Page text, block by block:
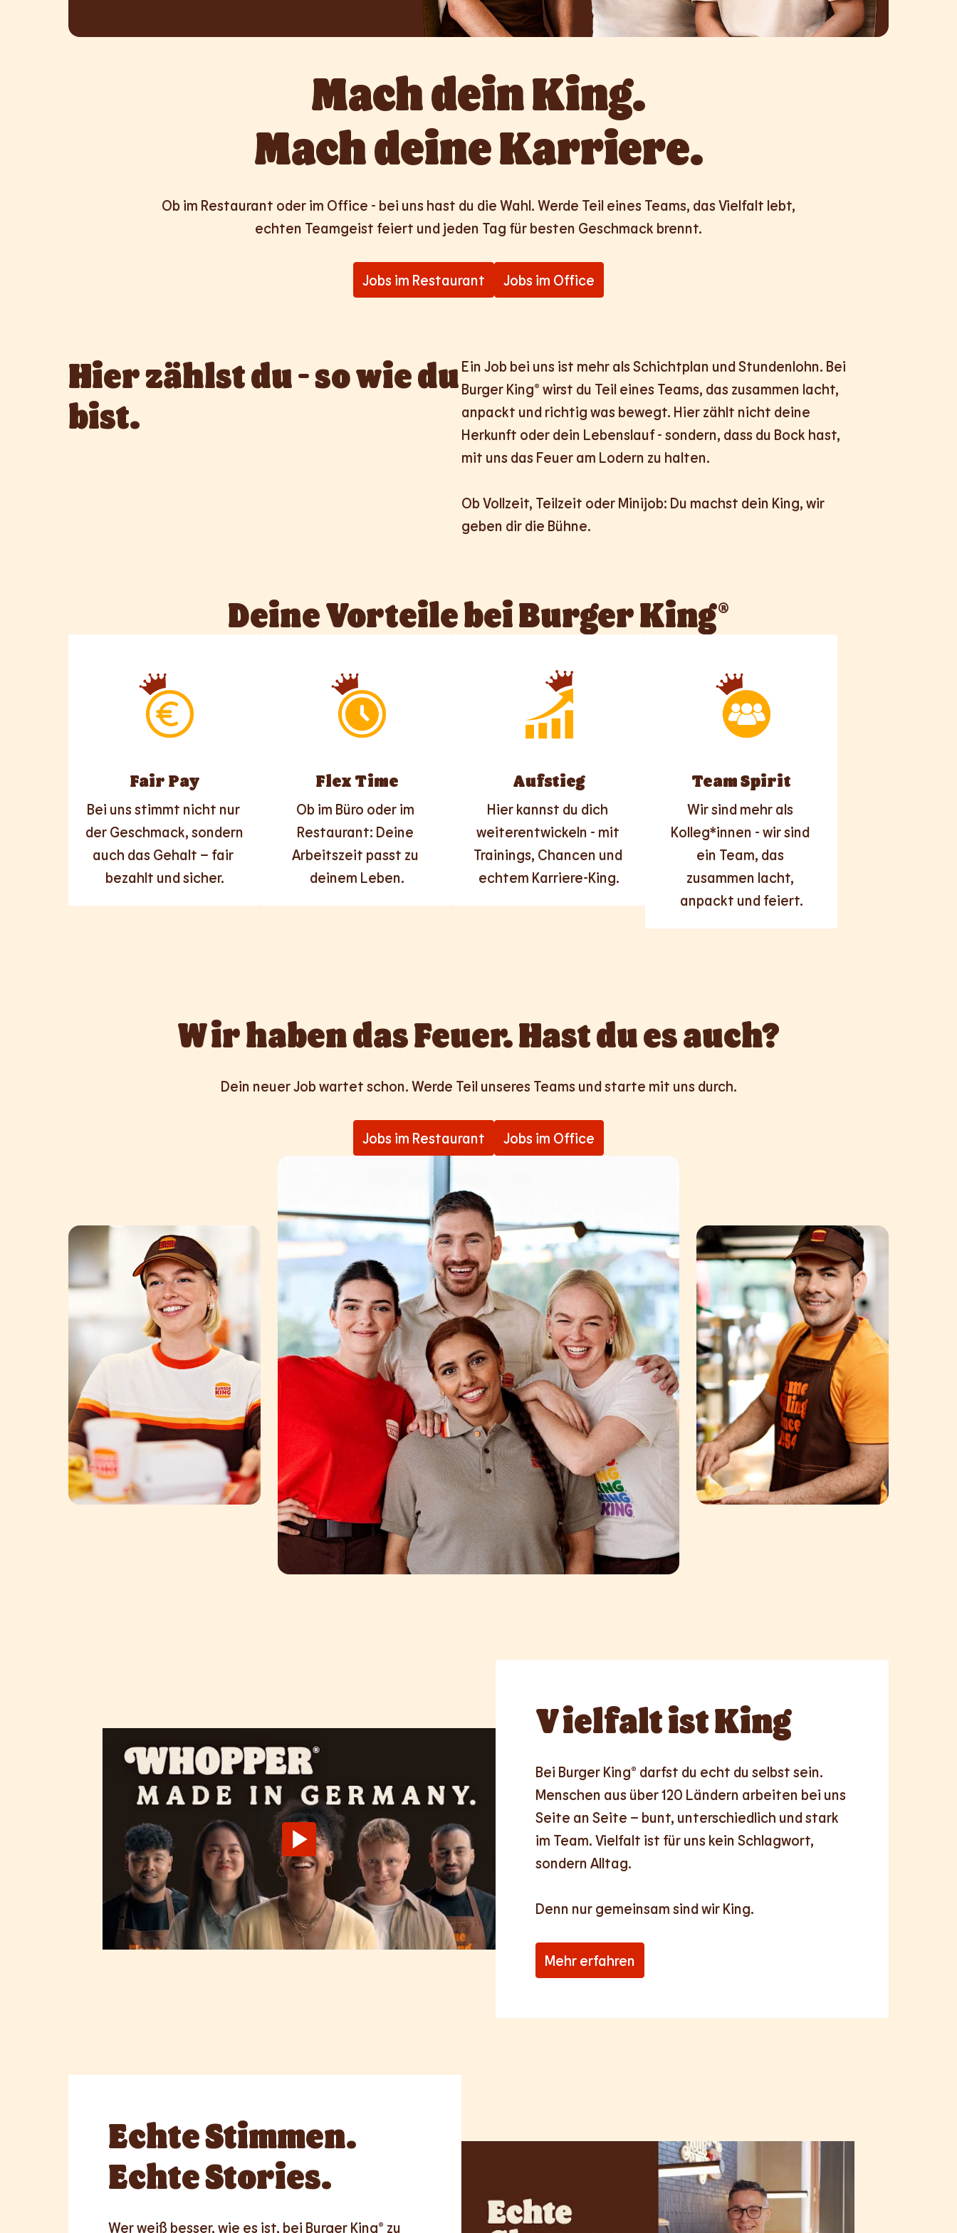
Mach dein King.
Mach deine Karriere.
Ob im Restaurant oder im Office - bei uns hast du die Wahl. Werde Teil eines Teams, das Vielfalt lebt,
echten Teamgeist feiert und jeden Tag für besten Geschmack brennt.
Jobs im Restaurant Jobs im Office
Hier zählst du - so wie du
bist.
Ein Job bei uns ist mehr als Schichtplan und Stundenlohn. Bei
Burger King® wirst du Teil eines Teams, das zusammen lacht,
anpackt und richtig was bewegt. Hier zählt nicht deine
Herkunft oder dein Lebenslauf - sondern, dass du Bock hast,
mit uns das Feuer am Lodern zu halten.
Ob Vollzeit, Teilzeit oder Minijob: Du machst dein King, wir
geben dir die Bühne.
Deine Vorteile bei Burger King®
Fair Pay
Bei uns stimmt nicht nur
der Geschmack, sondern
auch das Gehalt – fair
bezahlt und sicher.
Flex Time
Ob im Büro oder im
Restaurant: Deine
Arbeitszeit passt zu
deinem Leben.
Aufstieg
Hier kannst du dich
weiterentwickeln - mit
Trainings, Chancen und
echtem Karriere-King.
Team Spirit
Wir sind mehr als
Kolleg*innen - wir sind
ein Team, das
zusammen lacht,
anpackt und feiert.
Wir haben das Feuer. Hast du es auch?
Dein neuer Job wartet schon. Werde Teil unseres Teams und starte mit uns durch.
Jobs im Restaurant Jobs im Office
Vielfaltist King
Bei Burger King® darfst du echt du selbst sein.
Menschen aus über 120 Ländern arbeiten bei uns
Seite an Seite – bunt, unterschiedlich und stark
im Team. Vielfalt ist für uns kein Schlagwort,
sondern Alltag.
Denn nur gemeinsam sind wir King.
Mehr erfahren
EchteStimmen.
Echte Stories.
Wer weiß besser, wie es ist, bei Burger King® zu